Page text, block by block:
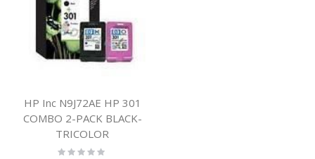
HP Inc N9J72AE HP 301
COMBO 2-PACK BLACK-
TRICOLOR
Rating: